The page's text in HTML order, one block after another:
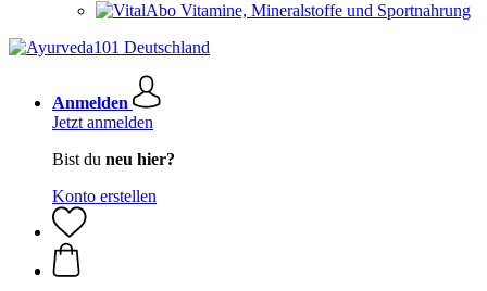
Vitamine, Mineralstoffe und Sportnahrung
Anmelden
Jetzt anmelden
Bist du neu hier?
Konto erstellen